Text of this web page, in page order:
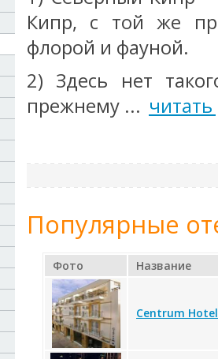
Кипр, с той же
флорой и фауной.
2) Здесь нет
прежнему ...
Популярные
Фото Название
Centrum